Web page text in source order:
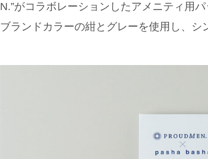
N.”がコラボレーションしたアメニティ用
ブランドカラーの紺とグレーを使用し、シ